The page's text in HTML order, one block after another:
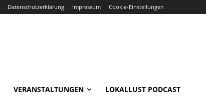
Datenschutzerklärung Impressum Cookie-Einstellungen
VERANSTALTUNGEN LOKALLUST PODCAST